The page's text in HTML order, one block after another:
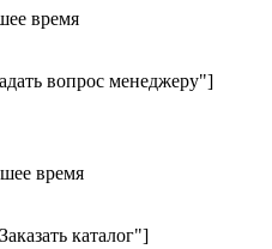
время
вопрос менеджеру"]
время
каталог"]